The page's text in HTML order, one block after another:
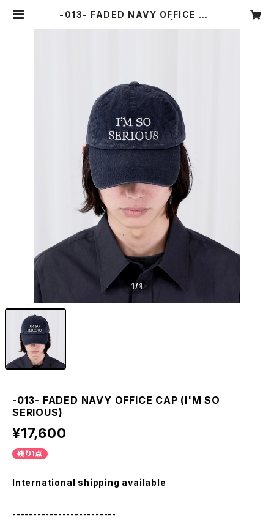
-013- FADED NAVY OFFICE CA
1/1
-013- FADED NAVY OFFICE CAP (I'M SO
SERIOUS)
¥17,600
残り1点
International shipping available
-------------------------